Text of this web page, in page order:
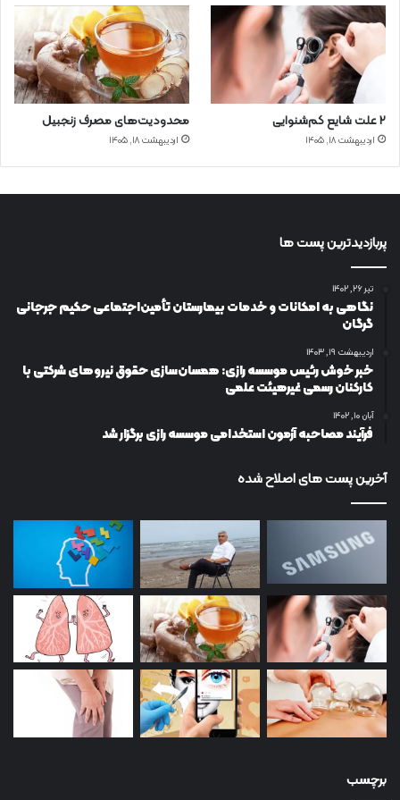
۲ علت شایع‌ کم‌شنوایی
اردیبهشت ۱۸, ۱۴۰۵
محدودیت‌های مصرف زنجبیل
اردیبهشت ۱۸, ۱۴۰۵
پربازدیدترین پست ها
تیر ۲۶, ۱۴۰۲
نگاهی به امکانات و خدمات بیمارستان تأمین‌اجتماعی حکیم جرجانی
گرگان
اردیبهشت ۱۹, ۱۴۰۳
خبر خوش رئیس موسسه رازی: همسان‌سازی حقوق نیروهای شرکتی با
کارکنان رسمی غیرهیئت علمی
آبان ۱۰, ۱۴۰۲
فرآیند مصاحبه آزمون استخدامی موسسه رازی برگزار شد
آخرین پست های اصلاح شده
برچسب